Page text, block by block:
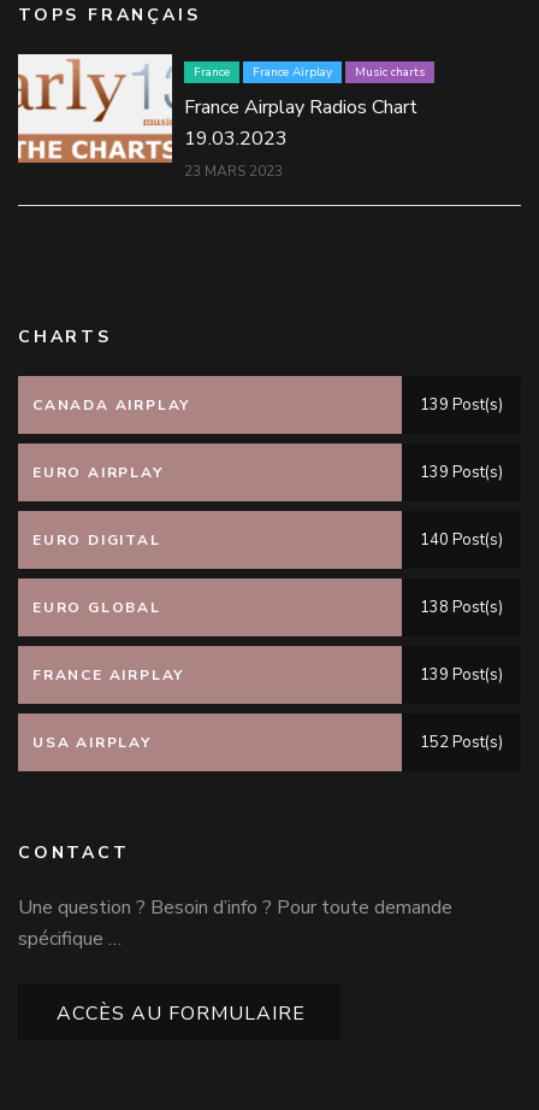
TOPS FRANÇAIS
France France Airplay Music charts
France Airplay Radios Chart
19.03.2023
23 MARS 2023
CHARTS
CANADA AIRPLAY 139 Post(s)
EURO AIRPLAY 139 Post(s)
EURO DIGITAL 140 Post(s)
EURO GLOBAL 138 Post(s)
FRANCE AIRPLAY 139 Post(s)
USA AIRPLAY 152 Post(s)
CONTACT
Une question ? Besoin d’info ? Pour toute demande
spécifique …
ACCÈS AU FORMULAIRE